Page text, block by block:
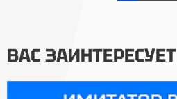
ВАС ЗАИНТЕРЕСУЕТ